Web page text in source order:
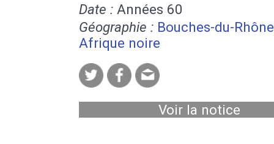
Date : Années 60
Géographie : Bouches-du-
Afrique noire
Voir la notice